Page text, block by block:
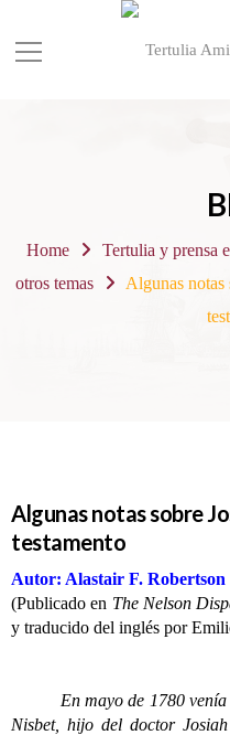
Home Tertulia y prensa
otros temas
Algunas notas
Algunas notas sobre
testamento
Autor: Alastair F. Robertson
(Publicado en The Nelson
y traducido del inglés por
En mayo de 1780 venía al
Nisbet, hijo del doctor